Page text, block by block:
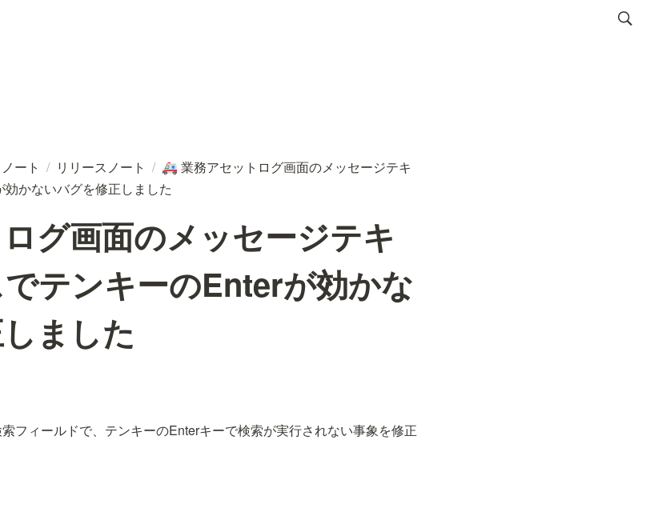
ート / リリースノート / 🚑 業務アセットログ画面のメッセージテキ
かないバグを修正しました
グ画面のメッセージテキ
テンキーのEnterが効かな
ました
フィールドで、テンキーのEnterキーで検索が実行されない事象を修正